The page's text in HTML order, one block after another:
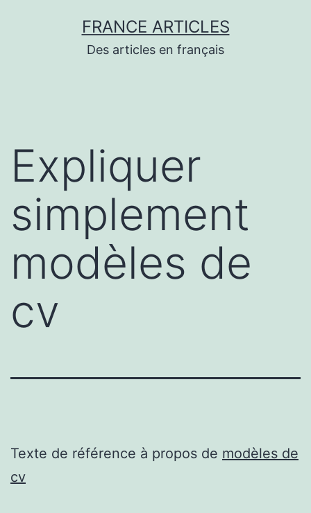
FRANCE ARTICLES
Des articles en français
Expliquer
simplement
modèles de
cv
Texte de référence à propos de modèles de
cv